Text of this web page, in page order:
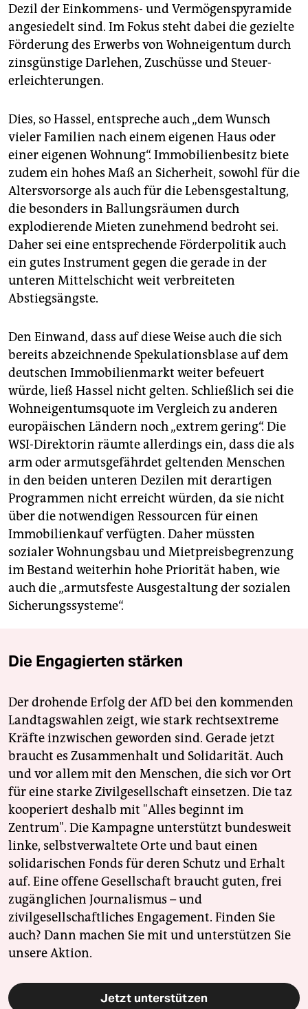
Dezil der Einkommens- und Vermögenspyramide
angesiedelt sind. Im Fokus steht dabei die gezielte
Förderung des Erwerbs von Wohneigentum durch
zinsgünstige Darlehen, Zuschüsse und Steuer­
erleichterungen.
Dies, so Hassel, entspreche auch „dem Wunsch
vieler Familien nach einem eigenen Haus oder
einer eigenen Wohnung“. Immobilienbesitz biete
zudem ein hohes Maß an Sicherheit, sowohl für die
Altersvorsorge als auch für die Lebensgestaltung,
die besonders in Ballungsräumen durch
explodierende Mieten zunehmend bedroht sei.
Daher sei eine entsprechende Förderpolitik auch
ein gutes Instrument gegen die gerade in der
unteren Mittelschicht weit verbreiteten
Abstiegsängste.
Den Einwand, dass auf diese Weise auch die sich
bereits abzeichnende Spekulationsblase auf dem
deutschen Immobilienmarkt weiter befeuert
würde, ließ Hassel nicht gelten. Schließlich sei die
Wohneigentumsquote im Vergleich zu anderen
europäischen Ländern noch „extrem gering“. Die
WSI-Direktorin räumte allerdings ein, dass die als
arm oder armutsgefährdet geltenden Menschen
in den beiden unteren Dezilen mit derartigen
Programmen nicht erreicht würden, da sie nicht
über die notwendigen Ressourcen für einen
Immobilienkauf verfügten. Daher müssten
sozialer Wohnungsbau und Mietpreisbegrenzung
im Bestand weiterhin hohe Priorität haben, wie
auch die „armutsfeste Ausgestaltung der sozialen
Sicherungssysteme“.
Die Engagierten stärken
Der drohende Erfolg der AfD bei den kommenden
Landtagswahlen zeigt, wie stark rechtsextreme
Kräfte inzwischen geworden sind. Gerade jetzt
braucht es Zusammenhalt und Solidarität. Auch
und vor allem mit den Menschen, die sich vor Ort
für eine starke Zivilgesellschaft einsetzen. Die taz
kooperiert deshalb mit "Alles beginnt im
Zentrum". Die Kampagne unterstützt bundesweit
linke, selbstverwaltete Orte und baut einen
solidarischen Fonds für deren Schutz und Erhalt
auf. Eine offene Gesellschaft braucht guten, frei
zugänglichen Journalismus – und
zivilgesellschaftliches Engagement. Finden Sie
auch? Dann machen Sie mit und unterstützen Sie
unsere Aktion.
Jetzt unterstützen